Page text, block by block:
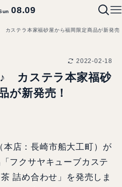
08.09
カステラ本家福砂屋から福岡限定商品が新発売
2022-02-18
カステラ本家福砂
が新発売！
店：長崎市船大工町）が
フクサヤキューブカステ
詰め合わせ」を発売しま